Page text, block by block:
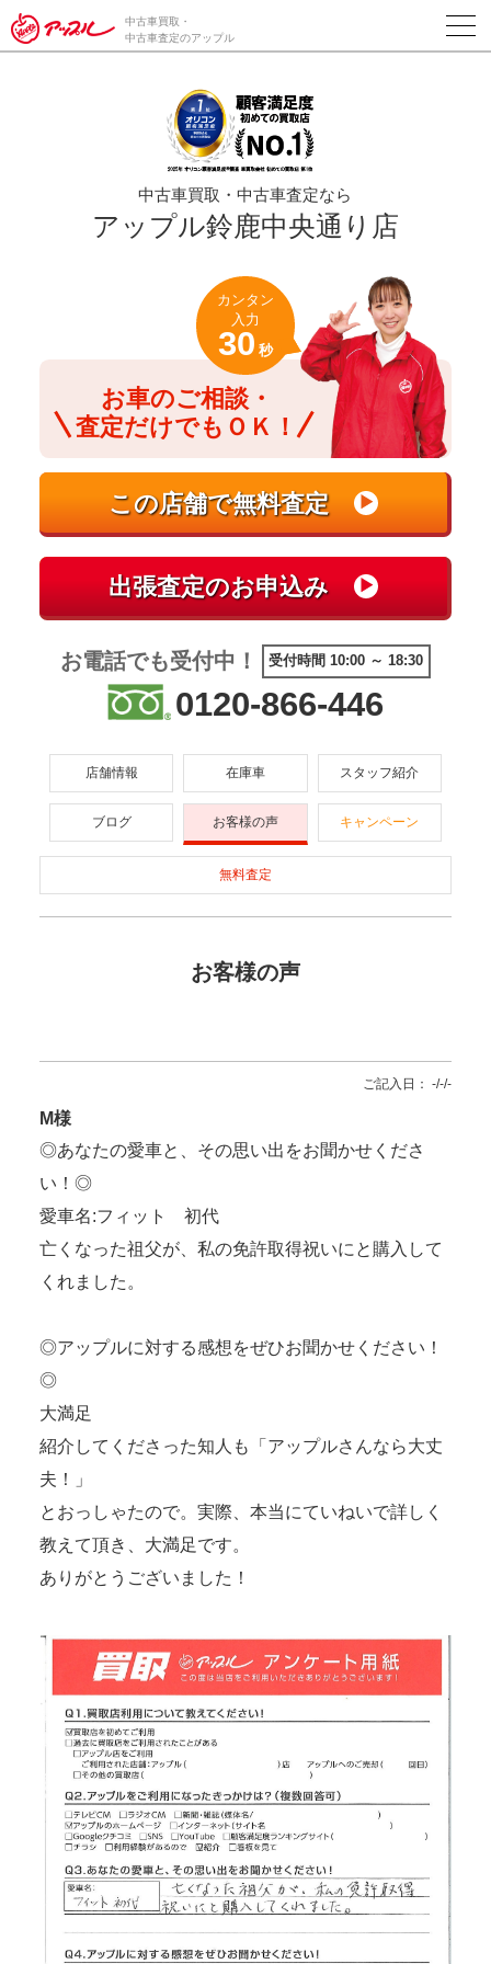
/*ABテスト_新規査定フォームの為のCVボタン*/
中古車買取・
中古車査定のアップル
中古車買取・中古車査定なら
アップル鈴鹿中央通り店
お車のご相談・
査定だけでもＯＫ！
カンタン
入力
30 秒
お電話でも受付中！ 受付時間 10:00 ～ 18:30
0120-866-446
店舗情報 在庫車 スタッフ紹介
ブログ お客様の声 キャンペーン
無料査定
お客様の声
ご記入日： -/-/-
M様
◎あなたの愛車と、その思い出をお聞かせくださ
い！◎
愛車名:フィット 初代
亡くなった祖父が、私の免許取得祝いにと購入して
くれました。
◎アップルに対する感想をぜひお聞かせください！
◎
大満足
紹介してくださった知人も「アップルさんなら大丈
夫！」
とおっしゃたので。実際、本当にていねいで詳しく
教えて頂き、大満足です。
ありがとうございました！